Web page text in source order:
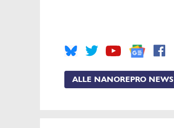
ALLE NANOREPRO NEWS